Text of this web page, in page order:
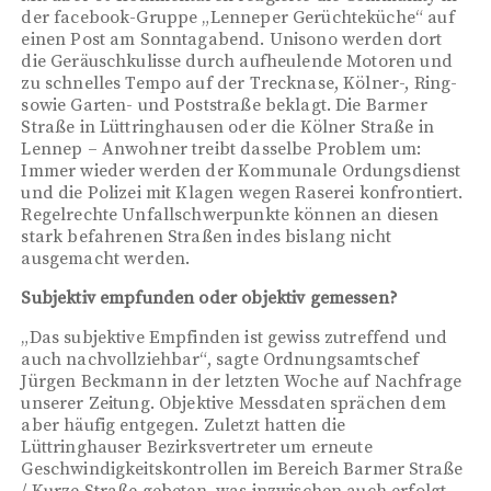
der facebook-Gruppe „Lenneper Gerüchteküche“ auf
einen Post am Sonntagabend. Unisono werden dort
die Geräuschkulisse durch aufheulende Motoren und
zu schnelles Tempo auf der Trecknase, Kölner-, Ring-
sowie Garten- und Poststraße beklagt. Die Barmer
Straße in Lüttringhausen oder die Kölner Straße in
Lennep – Anwohner treibt dasselbe Problem um:
Immer wieder werden der Kommunale Ordungsdienst
und die Polizei mit Klagen wegen Raserei konfrontiert.
Regelrechte Unfallschwerpunkte können an diesen
stark befahrenen Straßen indes bislang nicht
ausgemacht werden.
Subjektiv empfunden oder objektiv gemessen?
„Das subjektive Empfinden ist gewiss zutreffend und
auch nachvollziehbar“, sagte Ordnungsamtschef
Jürgen Beckmann in der letzten Woche auf Nachfrage
unserer Zeitung. Objektive Messdaten sprächen dem
aber häufig entgegen. Zuletzt hatten die
Lüttringhauser Bezirksvertreter um erneute
Geschwindigkeitskontrollen im Bereich Barmer Straße